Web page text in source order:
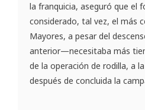
la franquicia, aseguró que el
considerado, tal vez, el más
Mayores, a pesar del
anterior—necesitaba más
de la operación de rodilla, a
después de concluida la